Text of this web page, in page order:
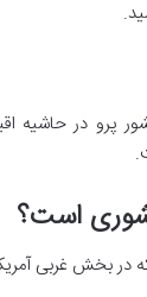
پرو در حاشیه
است؟
بخش غربی